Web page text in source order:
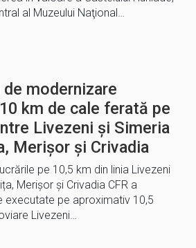
al Muzeului Naţional…
modernizare
km de cale ferată pe
Livezeni și Simeria
Merișor și Crivadia
pe 10,5 km din linia Livezeni
Merișor și Crivadia CFR a
executate pe aproximativ 10,5
Livezeni…